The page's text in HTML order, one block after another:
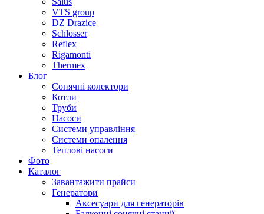
VTS group
DZ Drazice
Schlosser
Reflex
Rigamonti
Thermex
Блог
Сонячні колектори
Котли
Труби
Насоси
Системи управління
Системи опалення
Теплові насоси
Фото
Каталог
Завантажити прайси
Генератори
Аксесуари для генераторів